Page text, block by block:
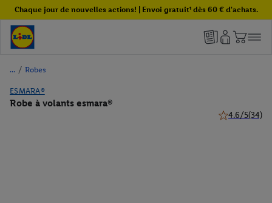
Chaque jour de nouvelles actions! | Envoi gratuit¹ dès 60 € d'achats.
/ Robes
ESMARA®
Robe à volants esmara®
4.6/5(34)